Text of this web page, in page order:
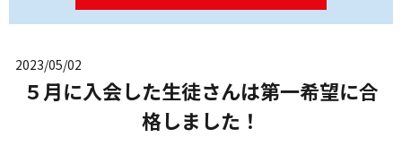
2023/05/02
５月に入会した生徒さんは第一希望に合
格しました！